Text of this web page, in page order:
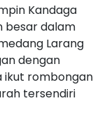
Kandaga
besar dalam
Larang
dengan
ikut rombongan
tersendiri